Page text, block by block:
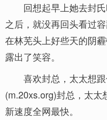
回想起早上她去封
之后，就没再回头看过
在林芜头上好些天的阴
露出了笑容。
喜欢封总，太太想
(m.20xs.org)封总，太
新速度全网最快。